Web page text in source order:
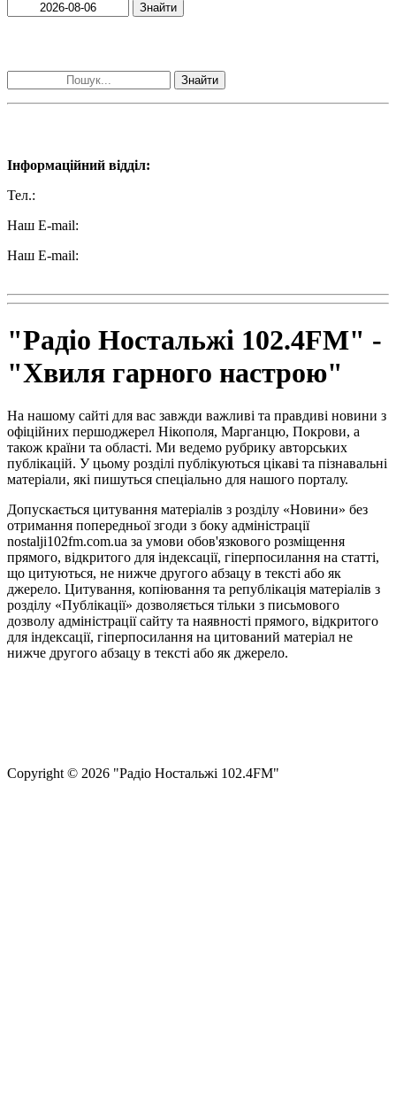
Знайти
Знайти
Інформаційний відділ:
Тел.:
Наш E-mail:
Наш E-mail:
"Радіо Ностальжі 102.4FM" -
"Хвиля гарного настрою"
На нашому сайті для вас завжди важливі та правдиві новини з
офіційних першоджерел Нікополя, Марганцю, Покрови, а
також країни та області. Ми ведемо рубрику авторських
публікацій. У цьому розділі публікуються цікаві та пізнавальні
матеріали, які пишуться спеціально для нашого порталу.
Допускається цитування матеріалів з розділу «Новини» без
отримання попередньої згоди з боку адміністрації
nostalji102fm.com.ua за умови обов'язкового розміщення
прямого, відкритого для індексації, гіперпосилання на статті,
що цитуються, не нижче другого абзацу в тексті або як
джерело. Цитування, копіювання та републікація матеріалів з
розділу «Публікації» дозволяється тільки з письмового
дозволу адміністрації сайту та наявності прямого, відкритого
для індексації, гіперпосилання на цитований матеріал не
нижче другого абзацу в тексті або як джерело.
Сopyright © 2026 "Радіо Ностальжі 102.4FM"